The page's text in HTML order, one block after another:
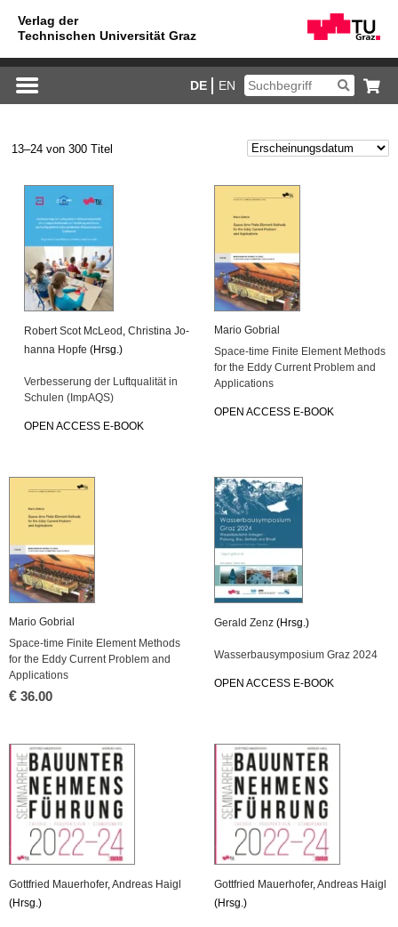
DE EN
13–24 von 300 Titel
Ro­bert Scot McLeod ,Chris­ti­na Jo­
han­na Hopfe (Hrsg.)
Ver­bes­se­rung der Luft­qua­li­tät in
Schu­len (Im­pAQS)
OPEN AC­CESS E-BOOK
Mario Go­bri­al
Space-time Fi­ni­te Ele­ment Me­thods
for the Eddy Cur­rent Pro­blem and
Ap­p­li­ca­ti­ons
OPEN AC­CESS E-BOOK
Mario Go­bri­al
Space-time Fi­ni­te Ele­ment Me­thods
for the Eddy Cur­rent Pro­blem and
Ap­p­li­ca­ti­ons
€ 36.00
Ge­rald Zenz (Hrsg.)
Was­ser­bau­sym­po­si­um Graz 2024
OPEN AC­CESS E-BOOK
Gott­fried Mau­er­ho­fer,An­dre­as Haigl
(Hrsg.)
Gott­fried Mau­er­ho­fer,An­dre­as Haigl
(Hrsg.)